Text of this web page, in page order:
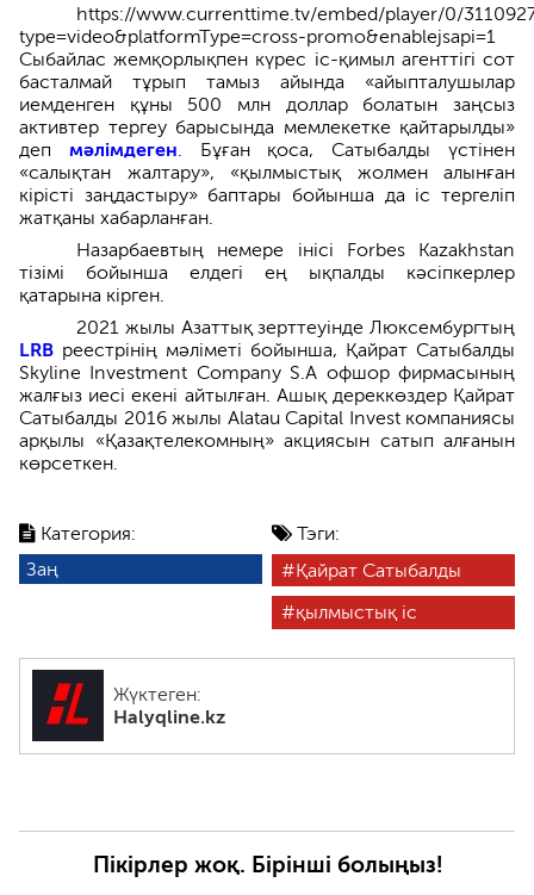
Категория:
Заң
Тэги:
Қайрат Сатыбалды
қылмыстық іс
Жүктеген:
Halyqline.kz
https://www.currenttime.tv/embed/player/0/
type=video&platformType=cross-promo&enablejsapi=1
Сыбайлас жемқорлықпен күрес іс-қимыл агенттігі сот
басталмай тұрып тамыз айында «айыпталушылар
иемденген құны 500 млн доллар болатын заңсыз
активтер тергеу барысында мемлекетке қайтарылды»
деп мәлімдеген . Бұған қоса, Сатыбалды үстінен
«салықтан жалтару», «қылмыстық жолмен алынған
кірісті заңдастыру» баптары бойынша да іс тергеліп
жатқаны хабарланған.
Назарбаевтың немере інісі Forbes Kazakhstan
тізімі бойынша елдегі ең ықпалды кәсіпкерлер
қатарына кірген.
2021 жылы Азаттық зерттеуінде Люксембургтың
LRB реестрінің мәліметі бойынша, Қайрат Сатыбалды
Skyline Investment Company S.A офшор фирмасының
жалғыз иесі екені айтылған. Ашық дереккөздер Қайрат
Сатыбалды 2016 жылы Alatau Capital Invest компаниясы
арқылы «Қазақтелекомның» акциясын сатып алғанын
көрсеткен.
Пікірлер жоқ. Бірінші болыңыз!